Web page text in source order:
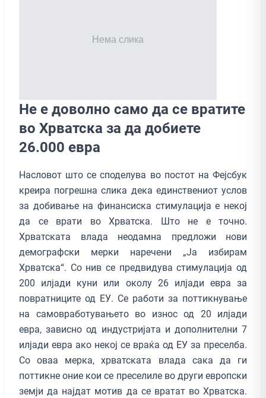
Не е доволно само да се вратите
во Хрватска за да добиете
26.000 евра
Насловот што се споделува во постот на Фејсбук
креира погрешна слика дека единствениот услов
за добивање на финансиска стимулација е некој
да се врати во Хрватска. Што не е точно.
Хрватската влада неодамна предложи нови
демографски мерки наречени „Ја избирам
Хрватска“. Со нив се предвидува стимулација од
200 илјади куни или околу 26 илјади евра за
повратниците од ЕУ. Се работи за поттикнување
на самовработувањето во износ од 20 илјади
евра, зависно од индустријата и дополнителни 7
илјади евра ако некој се враќа од ЕУ за преселба.
Со оваа мерка, хрватската влада сака да ги
поттикне оние кои се преселиле во други европски
земји да најдат мотив да се вратат во Хрватска.